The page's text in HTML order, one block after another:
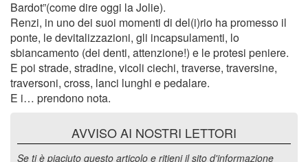
Bardot”(come dire oggi la Jolie).
Renzi, in uno dei suoi momenti di del(i)rio ha promesso il
ponte, le devitalizzazioni, gli incapsulamenti, lo
sbiancamento (dei denti, attenzione!) e le protesi peniere.
E poi strade, stradine, vicoli ciechi, traverse, traversine,
traversoni, cross, lanci lunghi e pedalare.
E i… prendono nota.
AVVISO AI NOSTRI LETTORI
Se ti è piaciuto questo articolo e ritieni il sito d'informazione